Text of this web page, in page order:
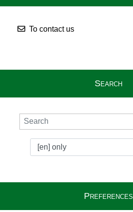
To contact us
Search
Preferences